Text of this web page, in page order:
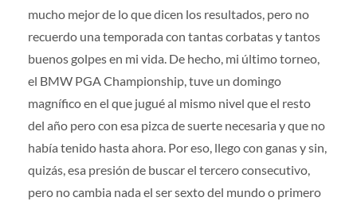
mucho mejor de lo que dicen los resultados, pero no
recuerdo una temporada con tantas corbatas y tantos
buenos golpes en mi vida. De hecho, mi último torneo,
el BMW PGA Championship, tuve un domingo
magnífico en el que jugué al mismo nivel que el resto
del año pero con esa pizca de suerte necesaria y que no
había tenido hasta ahora. Por eso, llego con ganas y sin,
quizás, esa presión de buscar el tercero consecutivo,
pero no cambia nada el ser sexto del mundo o primero